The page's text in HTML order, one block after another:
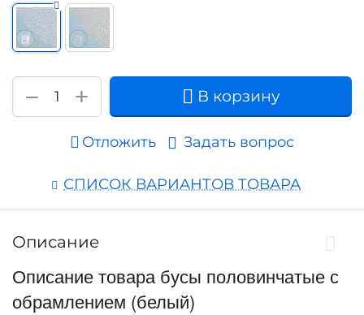
+
− В корзину
Отложить Задать вопрос
СПИСОК ВАРИАНТОВ ТОВАРА
Описание
Описание товара бусы половинчатые с
обрамлением (белый)